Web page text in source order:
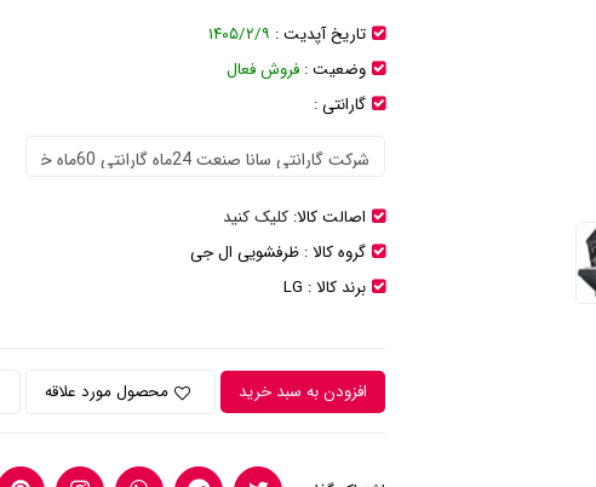
تاریخ آپدیت : ۱۴۰۵/۲/۹
وضعیت : فروش فعال
گارانتی :
اصالت کالا: کلیک کنید
گروه کالا : ظرفشویی ال جی
برند کالا : LG
افزودن به سبد خرید محصول مورد علاقه